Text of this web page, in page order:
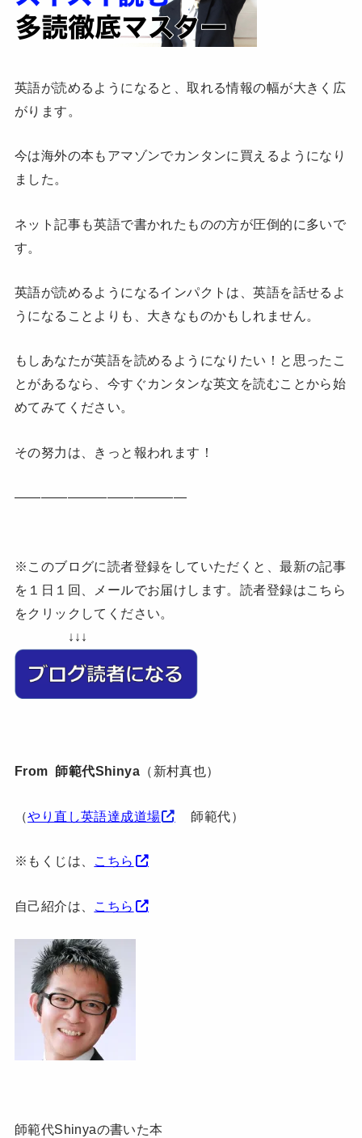
英語が読めるようになると、取れる情報の幅が大きく広
がります。
今は海外の本もアマゾンでカンタンに買えるようになり
ました。
ネット記事も英語で書かれたものの方が圧倒的に多いで
す。
英語が読めるようになるインパクトは、英語を話せるよ
うになることよりも、大きなものかもしれません。
もしあなたが英語を読めるようになりたい！と思ったこ
とがあるなら、今すぐカンタンな英文を読むことから始
めてみてください。
その努力は、きっと報われます！
—————————————
※このブログに読者登録をしていただくと、最新の記事
を１日１回、メールでお届けします。読者登録はこちら
をクリックしてください。
↓↓↓
From 師範代Shinya （新村真也）
（やり直し英語達成道場 師範代）
※もくじは、 こちら
自己紹介は、 こちら
師範代Shinyaの書いた本